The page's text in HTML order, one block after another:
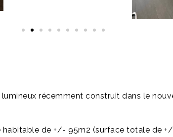
récemment construit dans le
habitable de +/- 95m2 (surface totale de